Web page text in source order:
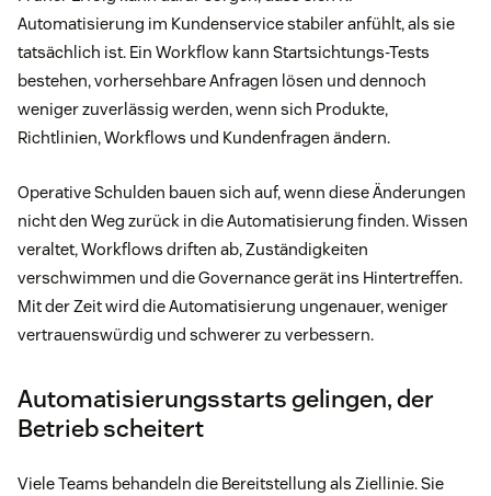
Automatisierung im Kundenservice stabiler anfühlt, als sie
tatsächlich ist. Ein Workflow kann Startsichtungs-Tests
bestehen, vorhersehbare Anfragen lösen und dennoch
weniger zuverlässig werden, wenn sich Produkte,
Richtlinien, Workflows und Kundenfragen ändern.
Operative Schulden bauen sich auf, wenn diese Änderungen
nicht den Weg zurück in die Automatisierung finden. Wissen
veraltet, Workflows driften ab, Zuständigkeiten
verschwimmen und die Governance gerät ins Hintertreffen.
Mit der Zeit wird die Automatisierung ungenauer, weniger
vertrauenswürdig und schwerer zu verbessern.
Automatisierungsstarts gelingen, der
Betrieb scheitert
Viele Teams behandeln die Bereitstellung als Ziellinie. Sie